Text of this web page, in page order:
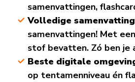
samenvattingen,
Volledige
samenvattingen! Met
stof bevatten. Zó ben je
Beste digitale
op tentamenniveau én